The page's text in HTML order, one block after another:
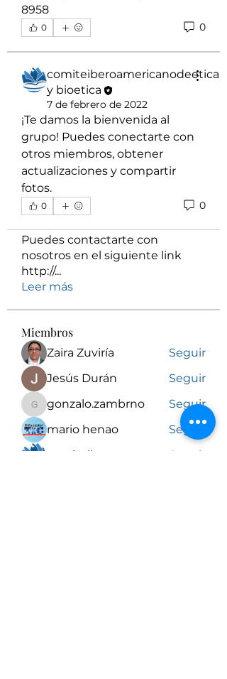
8958
0 0
comiteiberoamericanodeetica
y bioetica
7 de febrero de 2022
¡Te damos la bienvenida al
grupo! Puedes conectarte con
otros miembros, obtener
actualizaciones y compartir
fotos.
0 0
Puedes contactarte con
nosotros en el siguiente link
http://...
Leer más
Miembros
Zaira Zuviría
Seguir
Jesús Durán
Seguir
gonzalo.zambrno
gonzalo.zambrno
Seguir
mario henao
Seguir
Seguir